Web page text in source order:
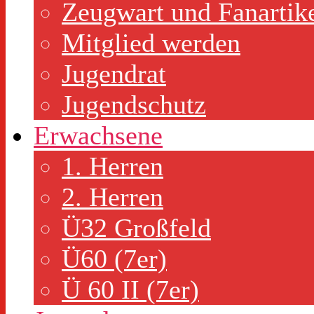
Zeugwart und
Mitglied werden
Jugendrat
Jugendschutz
Erwachsene
1. Herren
2. Herren
Ü32 Großfeld
Ü60 (7er)
Ü 60 II (7er)